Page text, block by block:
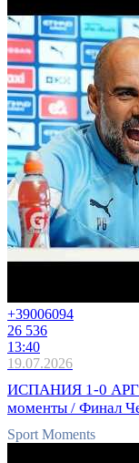
+39006094
26 536
13:40
19.07.2026
ИСПАНИЯ 1-0
моменты / Финал
Sport Moments